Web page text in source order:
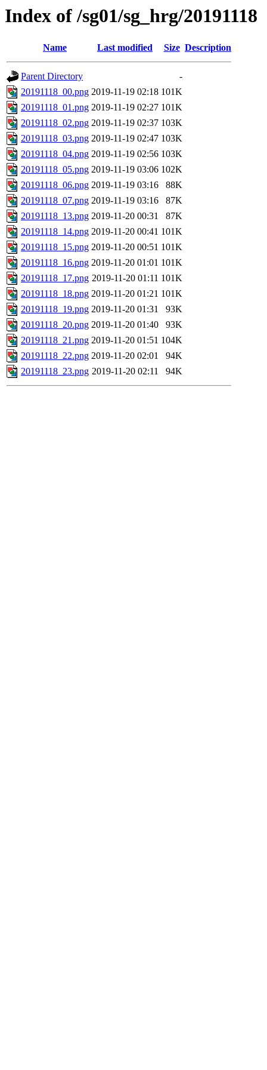
Index of /sg01/sg_hrg/20191118
Name Last modified Size Description
Parent Directory
-
20191118_00.png 2019-11-19 02:18 101K
20191118_01.png 2019-11-19 02:27 101K
20191118_02.png 2019-11-19 02:37 103K
20191118_03.png 2019-11-19 02:47 103K
20191118_04.png 2019-11-19 02:56 103K
20191118_05.png 2019-11-19 03:06 102K
20191118_06.png 2019-11-19 03:16
88K
20191118_07.png 2019-11-19 03:16
87K
20191118_13.png 2019-11-20 00:31
87K
20191118_14.png 2019-11-20 00:41 101K
20191118_15.png 2019-11-20 00:51 101K
20191118_16.png 2019-11-20 01:01 101K
20191118_17.png 2019-11-20 01:11 101K
20191118_18.png 2019-11-20 01:21 101K
20191118_19.png 2019-11-20 01:31
93K
20191118_20.png 2019-11-20 01:40
93K
20191118_21.png 2019-11-20 01:51 104K
20191118_22.png 2019-11-20 02:01
94K
20191118_23.png 2019-11-20 02:11 94K